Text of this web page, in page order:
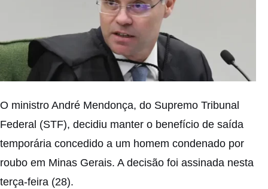
O ministro André Mendonça, do Supremo Tribunal
Federal (STF), decidiu manter o benefício de saída
temporária concedido a um homem condenado por
roubo em Minas Gerais. A decisão foi assinada nesta
terça-feira (28).